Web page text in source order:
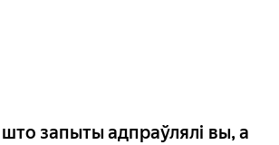
запыты адпраўлялі вы, а